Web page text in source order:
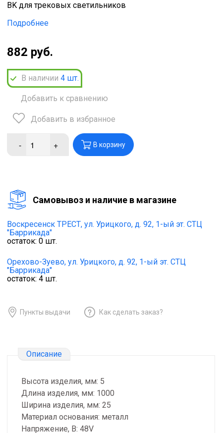
BK для трековых светильников
Подробнее
882 руб.
В наличии 4 шт.
Добавить к сравнению
Добавить в избранное
- + В корзину
Cамовывоз и наличие в магазине
Воскресенск ТРЕСТ, ул. Урицкого, д. 92, 1-ый эт. СТЦ
"Баррикада"
остаток: 0 шт.
Орехово-Зуево, ул. Урицкого, д. 92, 1-ый эт. СТЦ
"Баррикада"
остаток: 4 шт.
Пункты выдачи Как сделать заказ?
Описание
Высота изделия, мм: 5
Длина изделия, мм: 1000
Ширина изделия, мм: 25
Материал основания: металл
Напряжение, В: 48V